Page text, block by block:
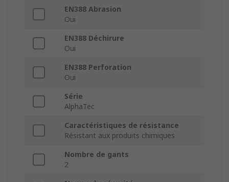
EN388 Abrasion
Oui
EN388 Déchirure
Oui
EN388 Perforation
Oui
Série
AlphaTec
Caractéristiques de résistance
Résistant aux produits chimiques
Nombre de gants
2